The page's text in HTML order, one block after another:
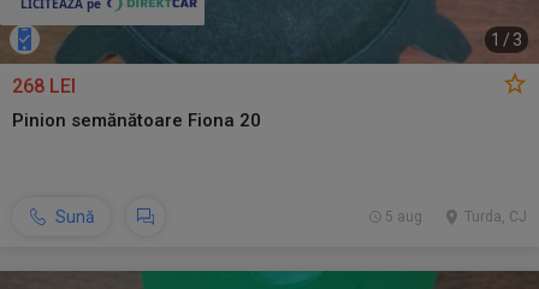
1 / 3
268 LEI
Pinion semănătoare Fiona 20
Sună Turda, CJ
5 aug.